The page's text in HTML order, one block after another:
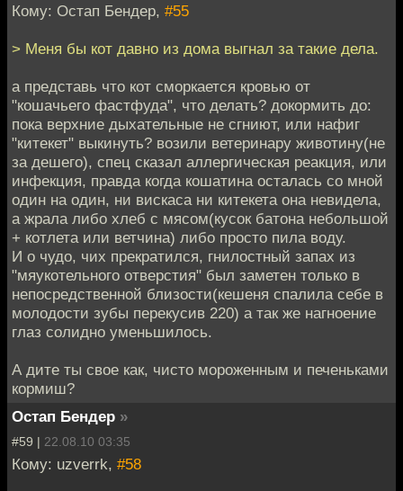
Кому: Остап Бендер, #55
> Меня бы кот давно из дома выгнал за такие дела.
а представь что кот сморкается кровью от
"кошачьего фастфуда", что делать? докормить до:
пока верхние дыхательные не сгниют, или нафиг
"китекет" выкинуть? возили ветеринару животину(не
за дешего), спец сказал аллергическая реакция, или
инфекция, правда когда кошатина осталась со мной
один на один, ни вискаса ни китекета она невидела,
а жрала либо хлеб с мясом(кусок батона небольшой
+ котлета или ветчина) либо просто пила воду.
И о чудо, чих прекратился, гнилостный запах из
"мяукотельного отверстия" был заметен только в
непосредственной близости(кешеня спалила себе в
молодости зубы перекусив 220) а так же нагноение
глаз солидно уменьшилось.
А дите ты свое как, чисто мороженным и печеньками
кормиш?
Остап Бендер »
#59 | 22.08.10 03:35
Кому: uzverrk, #58